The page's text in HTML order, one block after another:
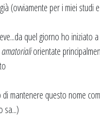
(ovviamente per i miei
quel giorno ho iniziato
amatorialiorientate
mantenere questo nome
sa...)